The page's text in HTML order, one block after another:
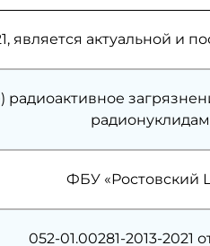
является актуальной и
ФБУ «Ростовский
052-01.00281-2013-2021